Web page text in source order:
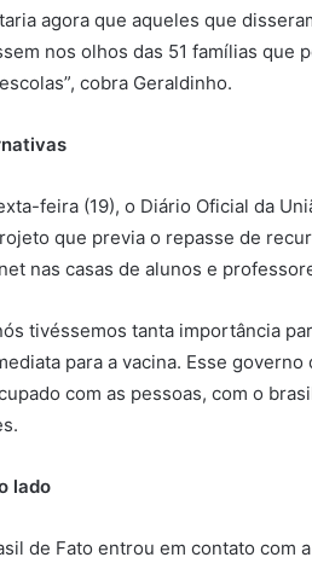
agora que aqueles que
nos olhos das 51 famílias que
cobra Geraldinho.
feira (19), o Diário Oficial da
que previa o repasse de
nas casas de alunos e
tivéssemos tanta importância
para a vacina. Esse
com as pessoas, com o
lado
de Fato entrou em contato com